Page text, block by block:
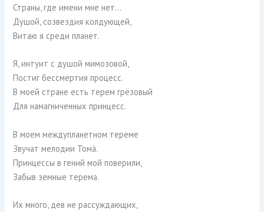
Страны, где имени мне нет…
Душой, созвездия колдующей,
Витаю я среди планет.
Я, интуит с душой мимозовой,
Постиг бессмертия процесс.
В моей стране есть терем грёзовый
Для намагниченных принцесс.
В моем междупланетном тереме
Звучат мелодии Томá.
Принцессы в гений мой поверили,
Забыв земные терема.
Их много, дев не рассуждающих,